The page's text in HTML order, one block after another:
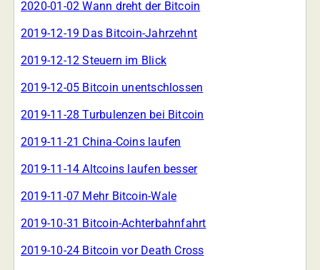
2020-01-02 Wann dreht der Bitcoin
2019-12-19 Das Bitcoin-Jahrzehnt
2019-12-12 Steuern im Blick
2019-12-05 Bitcoin unentschlossen
2019-11-28 Turbulenzen bei Bitcoin
2019-11-21 China-Coins laufen
2019-11-14 Altcoins laufen besser
2019-11-07 Mehr Bitcoin-Wale
2019-10-31 Bitcoin-Achterbahnfahrt
2019-10-24 Bitcoin vor Death Cross